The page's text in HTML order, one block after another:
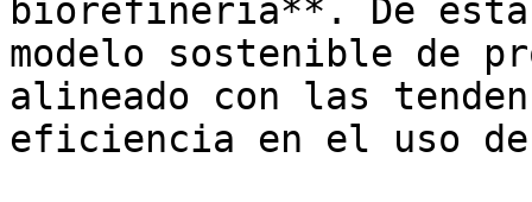
biorefinería**. De esta
modelo sostenible de
alineado con las
eficiencia en el uso